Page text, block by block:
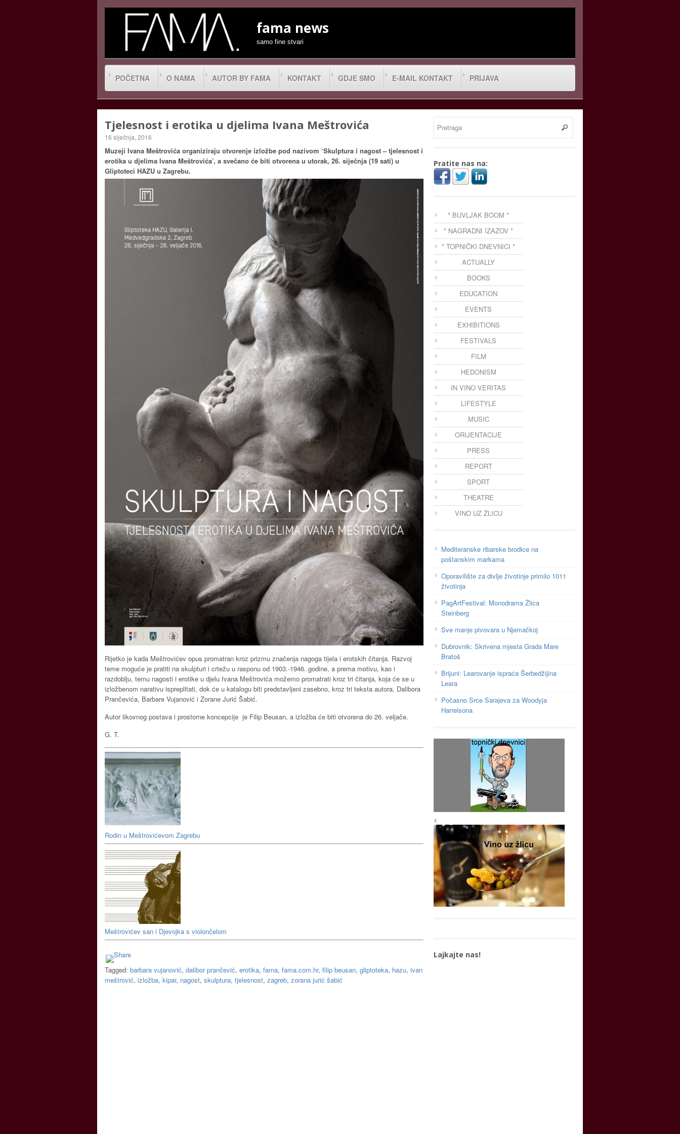
fama news
samo fine stvari
POČETNA O NAMA AUTOR BY FAMA KONTAKT GDJE SMO E-MAIL KONTAKT PRIJAVA
Tjelesnost i erotika u djelima Ivana Meštrovića
16 siječnja, 2016
Muzeji Ivana Meštrovića organiziraju otvorenje izložbe pod nazivom ‘Skulptura i nagost – tjelesnost i
erotika u djelima Ivana Meštrovića’, a svečano će biti otvorena u utorak, 26. siječnja (19 sati) u
Gliptoteci HAZU u Zagrebu.
Rijetko je kada Meštrovićev opus promatran kroz prizmu značenja nagoga tijela i erotskih čitanja. Razvoj
teme moguće je pratiti na skulpturi i crtežu u rasponu od 1903.-1946. godine, a prema motivu, kao i
razdoblju, temu nagosti i erotike u djelu Ivana Meštrovića možemo promatrati kroz tri čitanja, koja će se u
izložbenom narativu ispreplitati, dok će u katalogu biti predstavljeni zasebno, kroz tri teksta autora, Dalibora
Prančevića, Barbare Vujanović i Zorane Jurić Šabić.
Autor likovnog postava i prostorne koncepcije je Filip Beusan, a izložba će biti otvorena do 26. veljače.
G. T.
Rodin u Meštrovićevom Zagrebu
Meštrovićev san i Djevojka s violončelom
Tagged: barbara vujanović, dalibor prančević, erotika, fama, fama.com.hr, filip beusan, gliptoteka, hazu, ivan
meštrović, izložba, kipar, nagost, skulptura, tjelesnost, zagreb, zorana jurić šabić
Pratite nas na:
* BUVLJAK BOOM *
* NAGRADNI IZAZOV *
* TOPNIČKI DNEVNICI *
ACTUALLY
BOOKS
EDUCATION
EVENTS
EXHIBITIONS
FESTIVALS
FILM
HEDONISM
IN VINO VERITAS
LIFESTYLE
MUSIC
ORIJENTACIJE
PRESS
REPORT
SPORT
THEATRE
VINO UZ ŽLICU
Mediteranske ribarske brodice na
poštanskim markama
Oporavilište za divlje životinje primilo 1011
životinja
PagArtFestival: Monodrama Žlica
Steinberg
Sve manje pivovara u Njemačkoj
Dubrovnik: Skrivena mjesta Grada Mare
Bratoš
Brijuni: Learovanje ispraća Šerbedžijina
Leara
Počasno Srce Sarajeva za Woodyja
Harrelsona
<
Lajkajte nas!